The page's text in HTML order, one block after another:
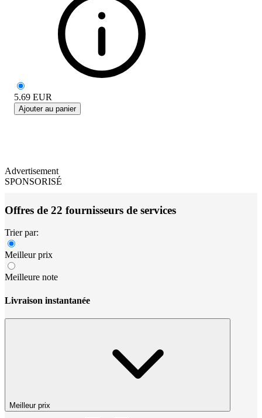
5.69 EUR
Ajouter au panier
Advertisement
SPONSORISÉ
Offres de 22 fournisseurs de services
Trier par:
Meilleur prix
Meilleure note
Livraison instantanée
Meilleur prix